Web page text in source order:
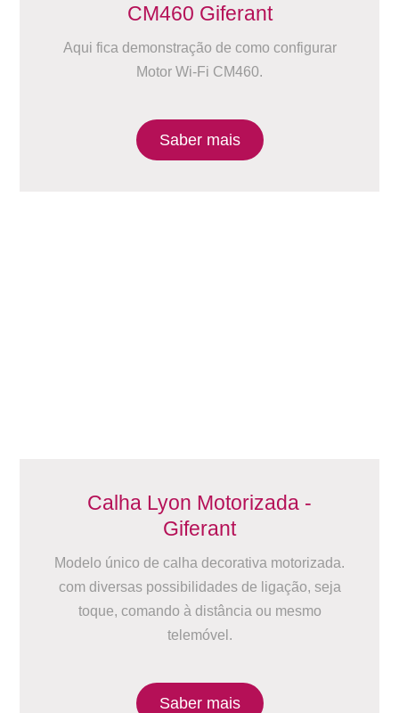
CM460 Giferant
Aqui fica demonstração de como configurar
Motor Wi-Fi CM460.
Saber mais
Calha Lyon Motorizada -
Giferant
Modelo único de calha decorativa motorizada.
com diversas possibilidades de ligação, seja
toque, comando à distância ou mesmo
telemóvel.
Saber mais